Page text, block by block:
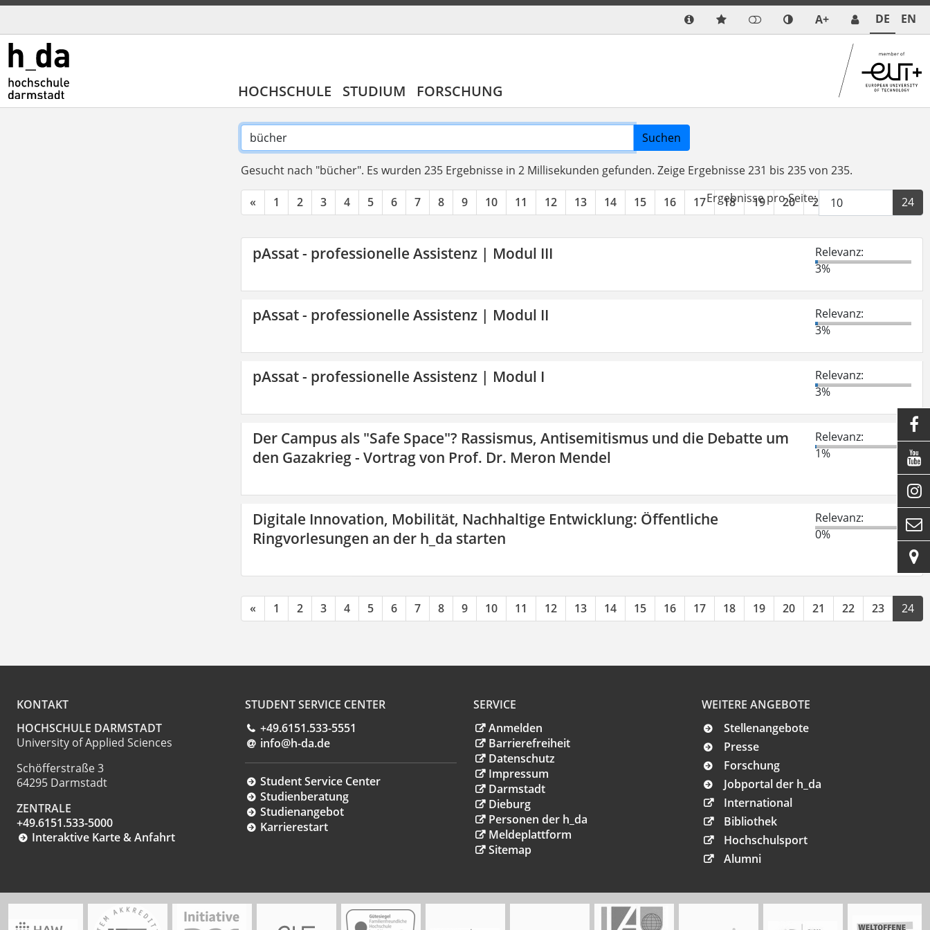
A+ DE EN
HOCHSCHULE STUDIUM FORSCHUNG
Suchen
Gesucht nach "bücher". Es wurden 235 Ergebnisse in 2 Millisekunden gefunden. Zeige Ergebnisse 231 bis 235 von 235.
« 1 2 3 4 5 6 7 8 9 10 11 12 13 14 15 16 17 18 19 20 21 22 24
Ergebnisse pro Seite:
pAssat - professionelle Assistenz | Modul III
Relevanz:
3%
pAssat - professionelle Assistenz | Modul II
Relevanz:
3%
pAssat - professionelle Assistenz | Modul I
Relevanz:
3%
Der Campus als "Safe Space"? Rassismus, Antisemitismus und die Debatte um
den Gazakrieg - Vortrag von Prof. Dr. Meron Mendel
Relevanz:
1%
Digitale Innovation, Mobilität, Nachhaltige Entwicklung: Öffentliche
Ringvorlesungen an der h_da starten
Relevanz:
0%
« 1 2 3 4 5 6 7 8 9 10 11 12 13 14 15 16 17 18 19 20 21 22 23 24
KONTAKT
HOCHSCHULE DARMSTADT
University of Applied Sciences
Schöfferstraße 3
64295 Darmstadt
ZENTRALE
+49.6151.533-5000
Interaktive Karte & Anfahrt
STUDENT SERVICE CENTER
+49.6151.533-5551
info@h-da.de
Student Service Center
Studienberatung
Studienangebot
Karrierestart
SERVICE
Anmelden
Barrierefreiheit
Datenschutz
Impressum
Darmstadt
Dieburg
Personen der h_da
Meldeplattform
Sitemap
WEITERE ANGEBOTE
Stellenangebote
Presse
Forschung
Jobportal der h_da
International
Bibliothek
Hochschulsport
Alumni




